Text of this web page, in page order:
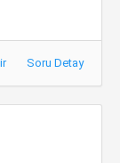
Soru Detay